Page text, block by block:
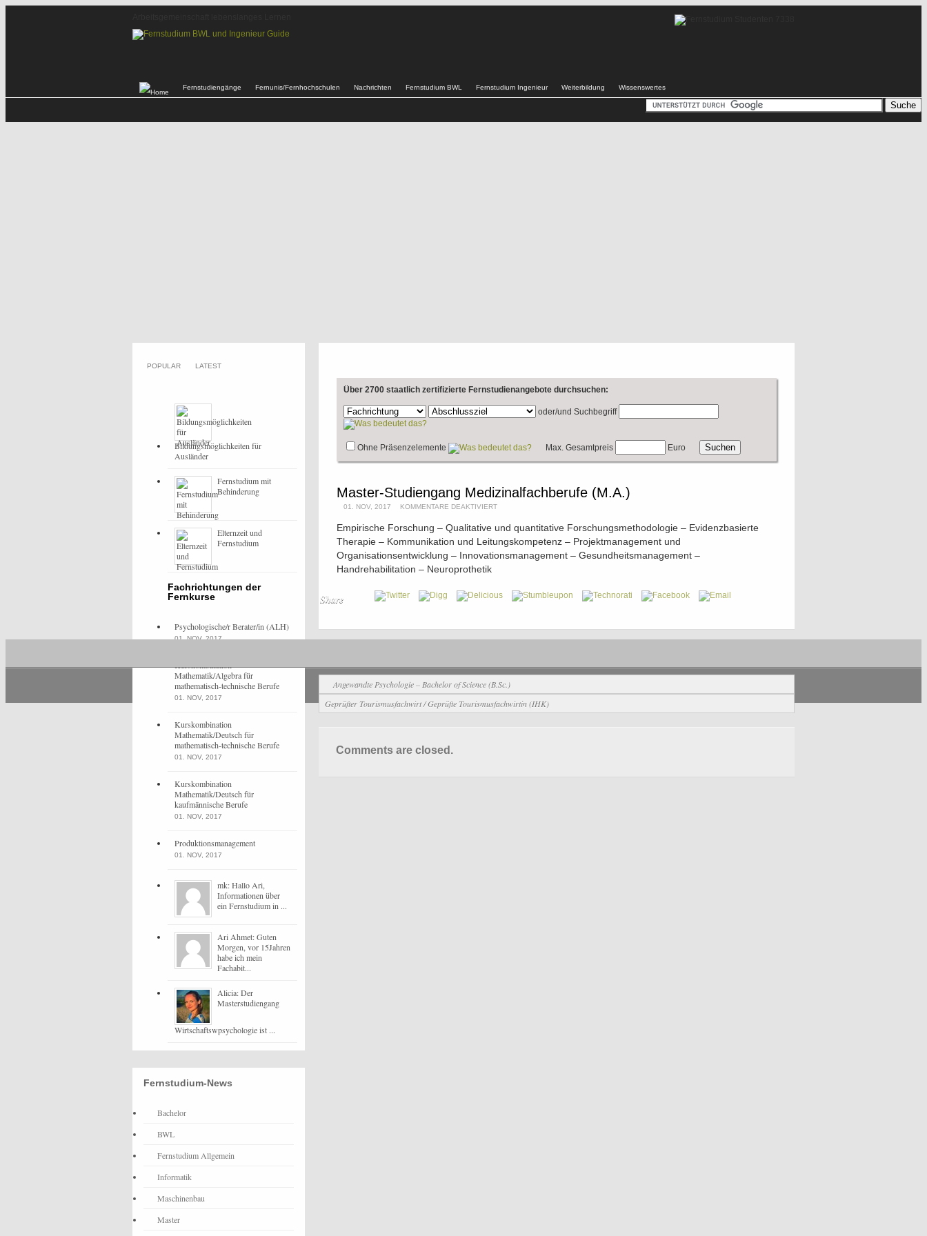
Fernstudiengänge Fernunis/Fernhochschulen Nachrichten Fernstudium BWL Fernstudium Ingenieur Weiterbildung Wissenswertes
Über 2700 staatlich zertifizierte Fernstudienangebote durchsuchen:
oder/und Suchbegriff
Ohne Präsenzelemente Max. Gesamtpreis Euro
Master-Studiengang Medizinalfachberufe (M.A.)
01. NOV, 2017 KOMMENTARE DEAKTIVIERT
Empirische Forschung – Qualitative und quantitative Forschungsmethodologie – Evidenzbasierte
Therapie – Kommunikation und Leitungskompetenz – Projektmanagement und
Organisationsentwicklung – Innovationsmanagement – Gesundheitsmanagement –
Handrehabilitation – Neuroprothetik
Share
Angewandte Psychologie – Bachelor of Science (B.Sc.)
Geprüfter Tourismusfachwirt / Geprüfte Tourismusfachwirtin (IHK)
Comments are closed.
POPULAR LATEST
Bildungsmöglichkeiten für
Ausländer
Fernstudium mit
Behinderung
Elternzeit und
Fernstudium
Fachrichtungen der
Fernkurse
Psychologische/r Berater/in (ALH)
01. NOV, 2017
Kurskombination
Mathematik/Algebra für
mathematisch-technische Berufe
01. NOV, 2017
Kurskombination
Mathematik/Deutsch für
mathematisch-technische Berufe
01. NOV, 2017
Kurskombination
Mathematik/Deutsch für
kaufmännische Berufe
01. NOV, 2017
Produktionsmanagement
01. NOV, 2017
mk: Hallo Ari,
Informationen über
ein Fernstudium in ...
Ari Ahmet: Guten
Morgen, vor 15Jahren
habe ich mein
Fachabit...
Alicia: Der
Masterstudiengang
Wirtschaftswpsychologie ist ...
Fernstudium-News
Bachelor
BWL
Fernstudium Allgemein
Informatik
Maschinenbau
Master